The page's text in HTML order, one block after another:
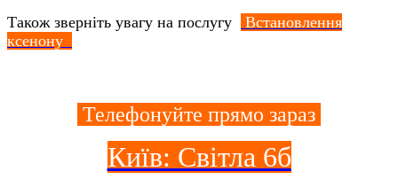
Також зверніть увагу на послугу
Встановлення
ксенону
Телефонуйте прямо зараз
Київ: Світла 6б